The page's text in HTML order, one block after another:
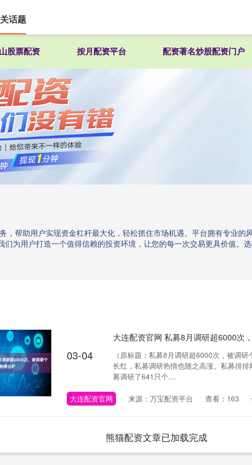
股票配资 按月配资平台 配资著名炒股配资门户
帮助用户实现资金杠杆最大化，轻松抓住市场机遇。平台拥有专业的
为用户打造一个值得信赖的投资环境，让您的每一次交易更具价值。
话题
03-04
大连配资官网 私募8月调研超6000次
（原标题：私募8月调研超6000次，被调
长红，私募调研热情也随之高涨。私募排
募调研了641只个....
大连配资官网 来源：万宝配资平台 查看：163
熊猫配资文章已加载完成